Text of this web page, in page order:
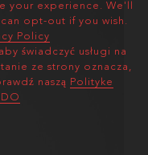
your experience. We'll
opt-out if you wish.
Policy
świadczyć usługi na
ze strony oznacza,
naszą Polityke